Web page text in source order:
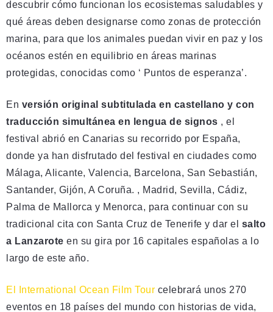
descubrir cómo funcionan los ecosistemas saludables y
qué áreas deben designarse como zonas de protección
marina, para que los animales puedan vivir en paz y los
océanos estén en equilibrio en áreas marinas
protegidas, conocidas como ‘ Puntos de esperanza’.
En versión original subtitulada en castellano y con
traducción simultánea en lengua de signos , el
festival abrió en Canarias su recorrido por España,
donde ya han disfrutado del festival en ciudades como
Málaga, Alicante, Valencia, Barcelona, ​​San Sebastián,
Santander, Gijón, A Coruña. , Madrid, Sevilla, Cádiz,
Palma de Mallorca y Menorca, para continuar con su
tradicional cita con Santa Cruz de Tenerife y dar el salto
a Lanzarote en su gira por 16 capitales españolas a lo
largo de este año.
El International Ocean Film Tour celebrará unos 270
eventos en 18 países del mundo con historias de vida,